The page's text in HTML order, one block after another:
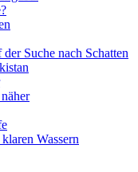
Suche nach Schatten
Wassern